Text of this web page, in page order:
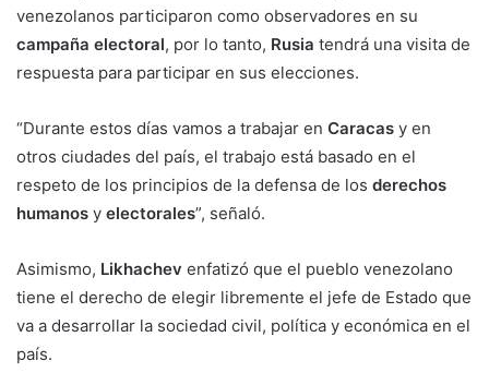
venezolanos participaron como observadores en su
campaña electoral, por lo tanto, Rusia tendrá una visita de
respuesta para participar en sus elecciones.
“Durante estos días vamos a trabajar en Caracas y en
otros ciudades del país, el trabajo está basado en el
respeto de los principios de la defensa de los derechos
humanos y electorales”, señaló.
Asimismo, Likhachev enfatizó que el pueblo venezolano
tiene el derecho de elegir libremente el jefe de Estado que
va a desarrollar la sociedad civil, política y económica en el
país.